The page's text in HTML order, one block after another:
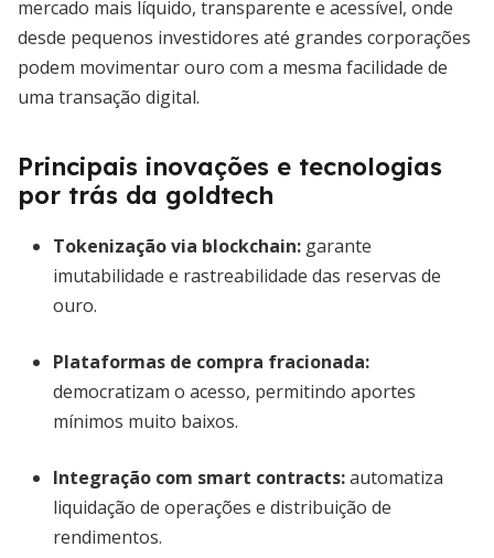
mercado mais líquido, transparente e acessível, onde
desde pequenos investidores até grandes corporações
podem movimentar ouro com a mesma facilidade de
uma transação digital.
Principais inovações e tecnologias
por trás da goldtech
Tokenização via blockchain: garante
imutabilidade e rastreabilidade das reservas de
ouro.
Plataformas de compra fracionada:
democratizam o acesso, permitindo aportes
mínimos muito baixos.
Integração com smart contracts:automatiza
liquidação de operações e distribuição de
rendimentos.